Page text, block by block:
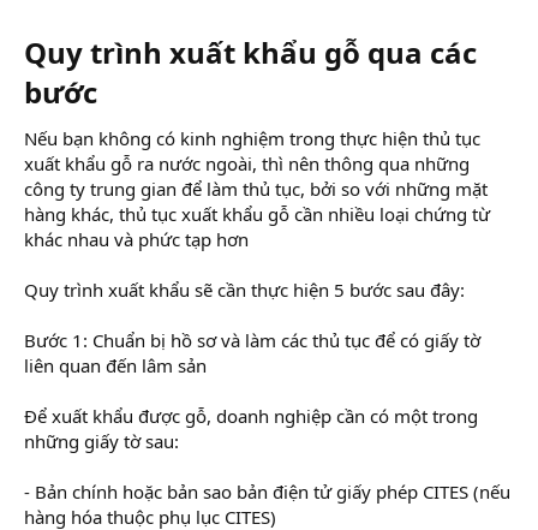
Quy trình xuất khẩu gỗ qua các
bước
Nếu bạn không có kinh nghiệm trong thực hiện thủ tục
xuất khẩu gỗ ra nước ngoài, thì nên thông qua những
công ty trung gian để làm thủ tục, bởi so với những mặt
hàng khác, thủ tục xuất khẩu gỗ cần nhiều loại chứng từ
khác nhau và phức tạp hơn
Quy trình xuất khẩu sẽ cần thực hiện 5 bước sau đây:
Bước 1: Chuẩn bị hồ sơ và làm các thủ tục để có giấy tờ
liên quan đến lâm sản
Để xuất khẩu được gỗ, doanh nghiệp cần có một trong
những giấy tờ sau:
- Bản chính hoặc bản sao bản điện tử giấy phép CITES (nếu
hàng hóa thuộc phụ lục CITES)